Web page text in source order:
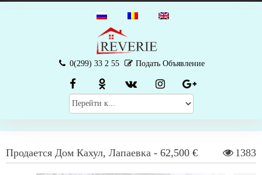
0(299) 33 2 55 Подать Объявление
Продается Дом Кахул, Лапаевка - 62,500 € 1383